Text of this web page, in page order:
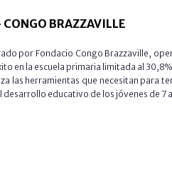
BRAZZAVILLE
por Fondacio Congo Brazzaville,
en la escuela primaria limitada al
las herramientas que necesitan para
educativo de los jóvenes de 7